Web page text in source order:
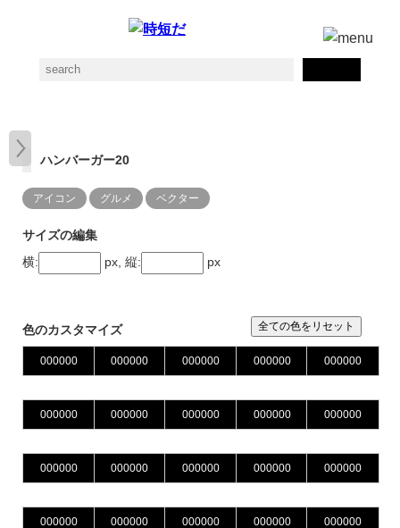
ハンバーガー20
アイコン グルメ ベクター
サイズの編集
横:
px, 縦: px
色のカスタマイズ 全ての色をリセット